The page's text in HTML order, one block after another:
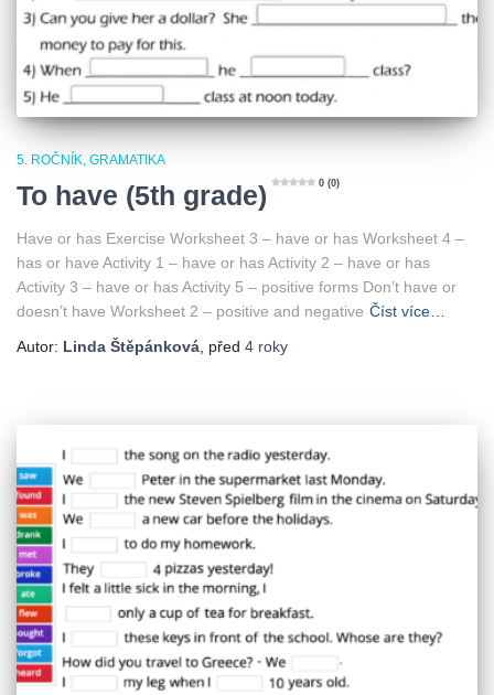
5. ROČNÍK GRAMATIKA
To have (5th grade) 0 (0)
Have or has Exercise Worksheet 3 – have or has Worksheet 4 –
has or have Activity 1 – have or has Activity 2 – have or has
Activity 3 – have or has Activity 5 – positive forms Don’t have or
doesn’t have Worksheet 2 – positive and negative Číst více…
Autor: Linda Štěpánková , před 4 roky